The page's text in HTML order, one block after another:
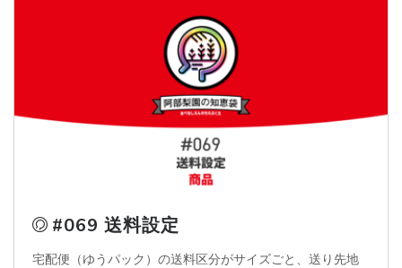
#069 送料設定
宅配便（ゆうパック）の送料区分がサイズごと、送り先地